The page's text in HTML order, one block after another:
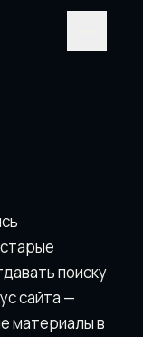
поискy
сайта —
материалы в